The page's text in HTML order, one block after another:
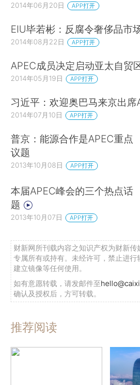
2014年06月20日 APP打开
EIU毕若彬：反腐令奢侈品市
2014年08月22日 APP打开
APEC成员决定启动亚太自贸
2014年05月19日 APP打开
习近平：欢迎奥巴马来京出席
2014年07月10日 APP打开
普京：能源合作是APEC重点
议题
2013年10月08日 APP打开
本届APEC峰会的三个热点话
题
2013年10月07日 APP打开
财新网所刊载内容之知识产权为财新传
专属所有或持有。未经许可，禁止进行
建立镜像等任何使用。
如有意愿转载，请发邮件至
确认及授权后，方可转载。
推荐阅读